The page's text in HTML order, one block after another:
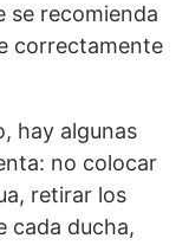
se recomienda
correctamente
hay algunas
no colocar
retirar los
cada ducha,